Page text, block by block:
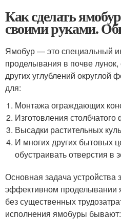
Как сделать
своими руками.
Ямобур — это специальный
проделывания в почве лунок,
других углублений округлой
для:
Монтажа ограждающих
Изготовления
Высадки растительных
И многих других бытовых
обустраивать отверстия в
Основная задача устройства
эффективном проделывании
без существенных
исполнения ямобуры бывают: